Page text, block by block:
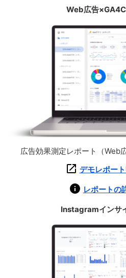
Web広告
広告効果測定レポート（Web
デモレポー
レポートの
Instagramインサ